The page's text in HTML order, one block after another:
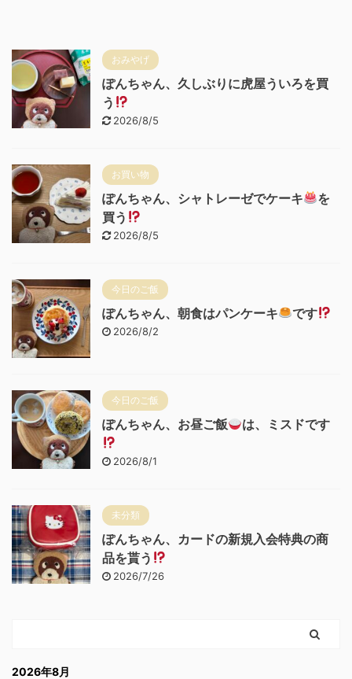
おみやげ
ぽんちゃん、久しぶりに虎屋ういろを買
う
2026/8/5
お買い物
ぽんちゃん、シャトレーゼでケーキ
を
買う
2026/8/5
今日のご飯
ぽんちゃん、朝食はパンケーキ です
2026/8/2
今日のご飯
ぽんちゃん、お昼ご飯 は、ミスドです
2026/8/1
未分類
ぽんちゃん、カードの新規入会特典の商
品を貰う
2026/7/26
2026年8月